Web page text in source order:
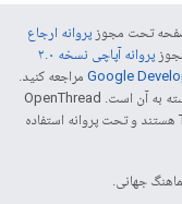
صفحه تحت مجوز پروانه ارجاع
پروانه آپاچی نسخه ۲.۰
مراجعه کنید.
جاوا علامت تجاری ثبت‌شده Oracle و/یا شرکت‌های وابسته به آن است. ‫OpenThread
و علائم مربوط به آن، علامت‌های تجاری Thread Group هستند و تحت پروانه استفاده